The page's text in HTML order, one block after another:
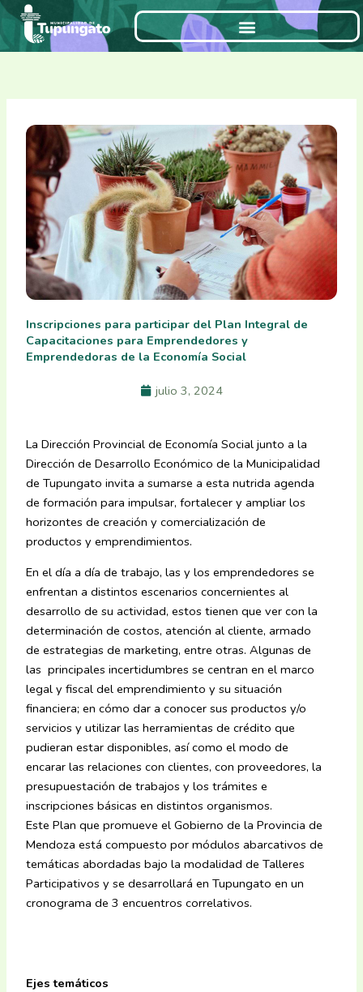
Ir
contenido
Inscripciones para participar del Plan Integral de
Capacitaciones para Emprendedores y
Emprendedoras de la Economía Social
julio 3, 2024
La Dirección Provincial de Economía Social junto a la
Dirección de Desarrollo Económico de la Municipalidad
de Tupungato invita a sumarse a esta nutrida agenda
de formación para impulsar, fortalecer y ampliar los
horizontes de creación y comercialización de
productos y emprendimientos.
En el día a día de trabajo, las y los emprendedores se
enfrentan a distintos escenarios concernientes al
desarrollo de su actividad, estos tienen que ver con la
determinación de costos, atención al cliente, armado
de estrategias de marketing, entre otras. Algunas de
las principales incertidumbres se centran en el marco
legal y fiscal del emprendimiento y su situación
financiera; en cómo dar a conocer sus productos y/o
servicios y utilizar las herramientas de crédito que
pudieran estar disponibles, así como el modo de
encarar las relaciones con clientes, con proveedores, la
presupuestación de trabajos y los trámites e
inscripciones básicas en distintos organismos.
Este Plan que promueve el Gobierno de la Provincia de
Mendoza está compuesto por módulos abarcativos de
temáticas abordadas bajo la modalidad de Talleres
Participativos y se desarrollará en Tupungato en un
cronograma de 3 encuentros correlativos.
Ejes temáticos